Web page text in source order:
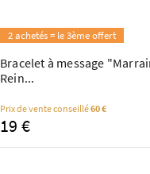
2 achetés = le 3ème offert
Bracelet à message
Rein...
Prix de vente conseillé60 €
19 €